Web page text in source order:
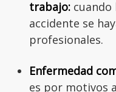
trabajo: cuando
accidente se
profesionales.
Enfermedad
es por motivos